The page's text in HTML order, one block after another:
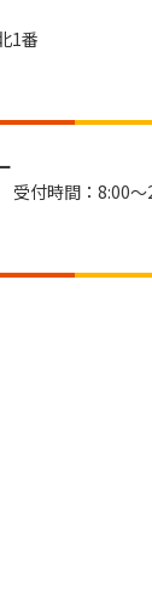
1番
付時間：8:00～